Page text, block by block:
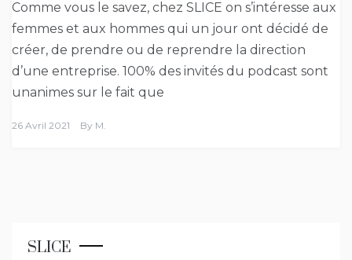
Comme vous le savez, chez SLICE on s’intéresse aux
femmes et aux hommes qui un jour ont décidé de
créer, de prendre ou de reprendre la direction
d’une entreprise. 100% des invités du podcast sont
unanimes sur le fait que
26 Avril 2021 By M.
SLICE